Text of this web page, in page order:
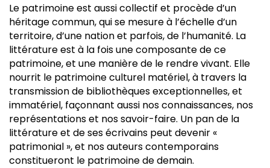
Le patrimoine est aussi collectif et procède d’un
héritage commun, qui se mesure à l’échelle d’un
territoire, d’une nation et parfois, de l’humanité. La
littérature est à la fois une composante de ce
patrimoine, et une manière de le rendre vivant. Elle
nourrit le patrimoine culturel matériel, à travers la
transmission de bibliothèques exceptionnelles, et
immatériel, façonnant aussi nos connaissances, nos
représentations et nos savoir-faire. Un pan de la
littérature et de ses écrivains peut devenir «
patrimonial », et nos auteurs contemporains
constitueront le patrimoine de demain.